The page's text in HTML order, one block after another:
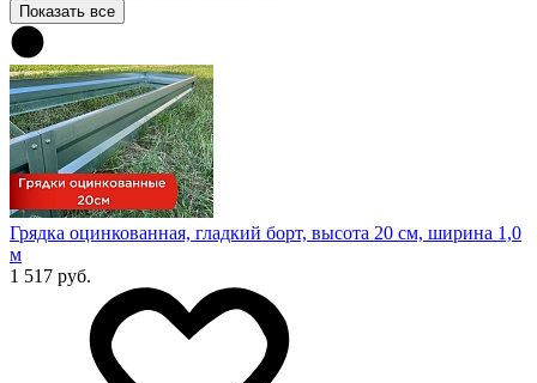
Показать все
Грядка оцинкованная, гладкий борт, высота 20 см, ширина 1,0
м
1 517 руб.